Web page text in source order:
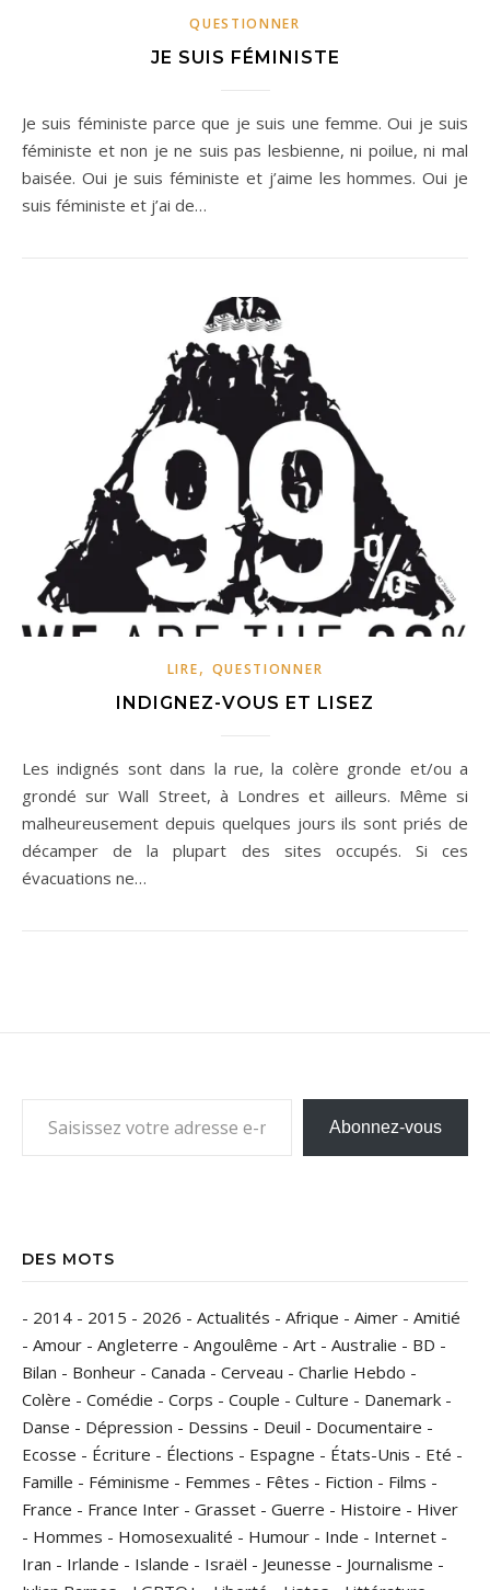
QUESTIONNER
JE SUIS FÉMINISTE
Je suis féministe parce que je suis une femme. Oui je suis
féministe et non je ne suis pas lesbienne, ni poilue, ni mal
baisée. Oui je suis féministe et j’aime les hommes. Oui je
suis féministe et j’ai de…
LIRE, QUESTIONNER
INDIGNEZ-VOUS ET LISEZ
Les indignés sont dans la rue, la colère gronde et/ou a
grondé sur Wall Street, à Londres et ailleurs. Même si
malheureusement depuis quelques jours ils sont priés de
décamper de la plupart des sites occupés. Si ces
évacuations ne…
Abonnez-vous
DES MOTS
- 2014 - 2015 - 2026 - Actualités - Afrique - Aimer - Amitié
- Amour - Angleterre - Angoulême - Art - Australie - BD -
Bilan - Bonheur - Canada - Cerveau - Charlie Hebdo -
Colère - Comédie - Corps - Couple - Culture - Danemark -
Danse - Dépression - Dessins - Deuil - Documentaire -
Ecosse - Écriture - Élections - Espagne - États-Unis - Eté -
Famille - Féminisme - Femmes - Fêtes - Fiction - Films -
France - France Inter - Grasset - Guerre - Histoire - Hiver
- Hommes - Homosexualité - Humour - Inde - Internet -
Iran - Irlande - Islande - Israël - Jeunesse - Journalisme -